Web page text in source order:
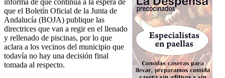
informa de que continúa a la espera de
que el Boletín Oficial de la Junta de
Andalucía (BOJA) publique las
directrices que van a regir en el llenado
y rellenado de piscinas, por lo que
aclara a los vecinos del municipio que
todavía no hay una decisión final
tomada al respecto.